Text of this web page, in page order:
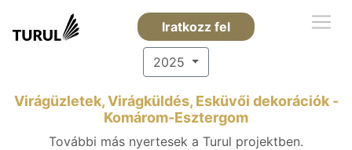
Iratkozz fel
2025
Virágüzletek, Virágküldés, Esküvői dekorációk -
Komárom-Esztergom
További más nyertesek a Turul projektben.